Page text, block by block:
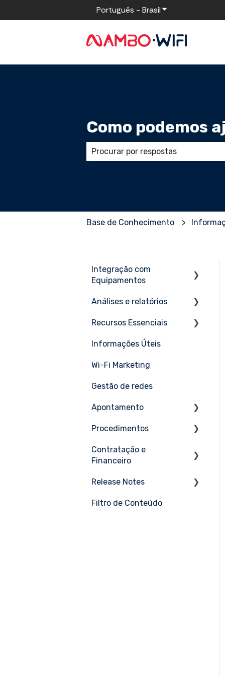
Português - BrasilMostrar
Como podemos
Base de Conhecimento
Integração com
Equipamentos
Aruba
Cambium
Cisco
Draytek
EdgeCore
Extreme Networks
Fortigate
GrandStream
Análises e relatórios
Tutoriais
Recursos Essenciais
Tutoriais
Informações Úteis
Wi-Fi Marketing
Gestão de redes
Apontamento
Tutoriais
Procedimentos
Tutoriais
Contratação e
Financeiro
Tutoriais
Release Notes
Maio 2026
Filtro de Conteúdo